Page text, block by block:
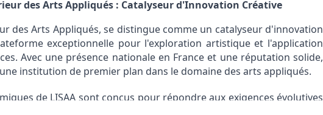
des Arts Appliqués : Catalyseur d'Innovation Créative
des Arts Appliqués, se distingue comme un catalyseur d'innovation
exceptionnelle pour l'exploration artistique et l'application
Avec une présence nationale en France et une réputation solide,
institution de premier plan dans le domaine des arts appliqués.
de LISAA sont conçus pour répondre aux exigences évolutives
Des cursus en design, en communication visuelle, en animation, en